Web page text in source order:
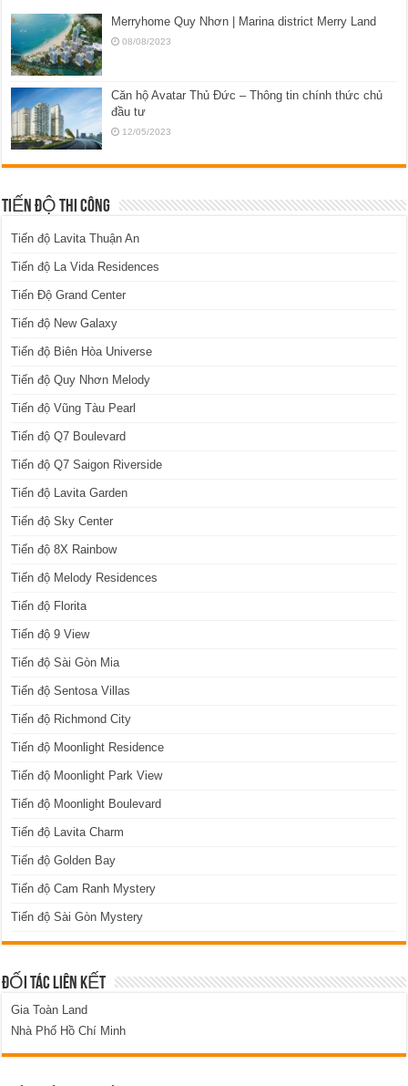
Merryhome Quy Nhơn | Marina district Merry Land
08/08/2023
Căn hộ Avatar Thủ Đức – Thông tin chính thức chủ
đầu tư
12/05/2023
TIẾN ĐỘ THI CÔNG
Tiến độ Lavita Thuận An
Tiến độ La Vida Residences
Tiến Độ Grand Center
Tiến độ New Galaxy
Tiến độ Biên Hòa Universe
Tiến độ Quy Nhơn Melody
Tiến độ Vũng Tàu Pearl
Tiến độ Q7 Boulevard
Tiến độ Q7 Saigon Riverside
Tiến độ Lavita Garden
Tiến độ Sky Center
Tiến độ 8X Rainbow
Tiến độ Melody Residences
Tiến độ Florita
Tiến độ 9 View
Tiến độ Sài Gòn Mia
Tiến độ Sentosa Villas
Tiến độ Richmond City
Tiến độ Moonlight Residence
Tiến độ Moonlight Park View
Tiến độ Moonlight Boulevard
Tiến độ Lavita Charm
Tiến độ Golden Bay
Tiến độ Cam Ranh Mystery
Tiến độ Sài Gòn Mystery
ĐỐI TÁC LIÊN KẾT
Gia Toàn Land
Nhà Phố Hồ Chí Minh